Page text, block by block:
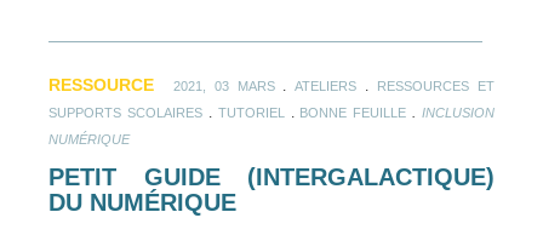
RESSOURCE 2021, 03 MARS.ATELIERS
RESSOURCES ET
SUPPORTS SCOLAIRES. TUTORIEL BONNE FEUILLE
INCLUSION
NUMÉRIQUE
PETIT GUIDE (INTERGALACTIQUE)
DU NUMÉRIQUE